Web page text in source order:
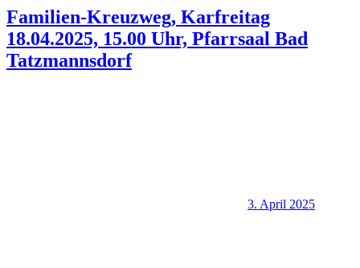
Familien-Kreuzweg, Karfreitag
18.04.2025, 15.00 Uhr, Pfarrsaal Bad
Tatzmannsdorf
3. April 2025